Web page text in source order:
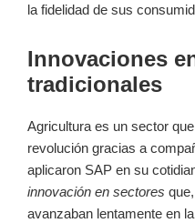
la fidelidad de sus
Innovaciones
tradicionales
Agricultura es un sector
revolución gracias a
aplicaron SAP en su
innovación en sectores
avanzaban lentamente en